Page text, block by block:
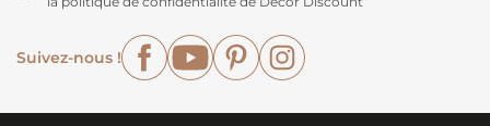
Suivez-nous !
FacebookYouTubePinterest